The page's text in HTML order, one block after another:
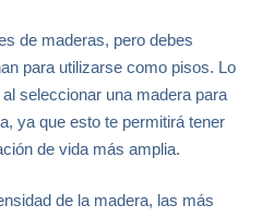
de maderas, pero debes
para utilizarse como pisos. Lo
seleccionar una madera para
ya que esto te permitirá tener
de vida más amplia.
de la madera, las más